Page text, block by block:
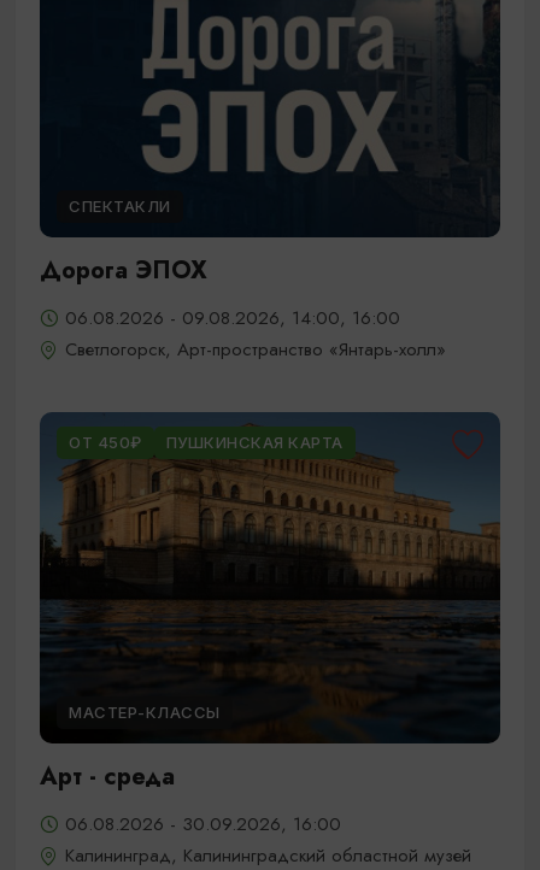
СПЕКТАКЛИ
Дорога ЭПОХ
06.08.2026 - 09.08.2026, 14:00, 16:00
Светлогорск, Арт-пространство «Янтарь-холл»
ОТ 450₽ ПУШКИНСКАЯ КАРТА
МАСТЕР-КЛАССЫ
Арт - среда
06.08.2026 - 30.09.2026, 16:00
Калининград, Калининградский областной музей